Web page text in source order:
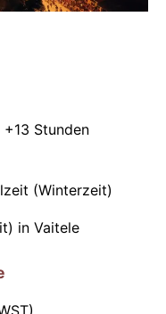
Stunden
(Winterzeit)
in Vaitele